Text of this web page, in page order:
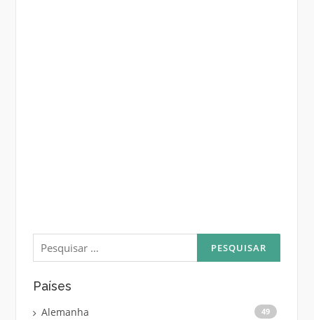
Pesquisar
por:
Países
Alemanha 49